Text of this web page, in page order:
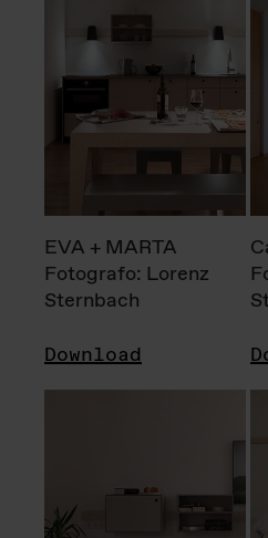
EVA + MARTA
Fotografo: Lorenz
Sternbach
Download